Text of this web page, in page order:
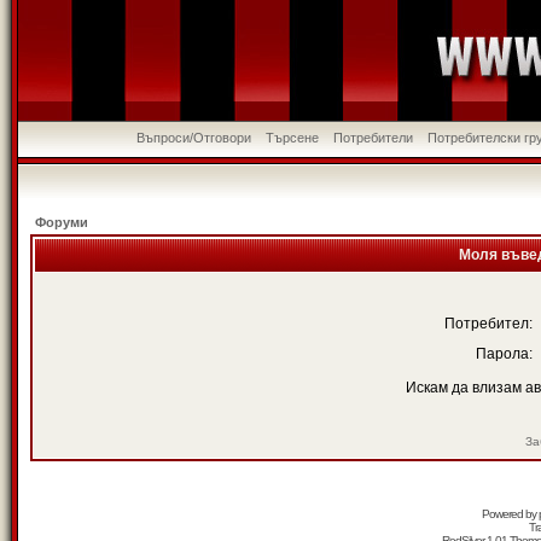
Въпроси/Отговори Търсене Потребители Потребителски
Форуми
Моля
Потребител:
Парола:
Искам да влизам
Powered by